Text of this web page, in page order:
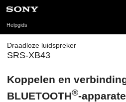
Helpgids
Draadloze luidspreker
SRS-XB43
Koppelen en
BLUETOOTH®-